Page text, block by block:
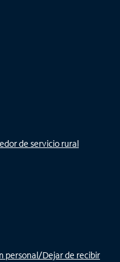
de servicio rural
personal/Dejar de recibir